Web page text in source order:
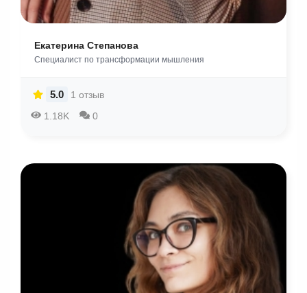
Екатерина Степанова
Специалист по трансформации мышления
1.18K 0
5.0 1 отзыв